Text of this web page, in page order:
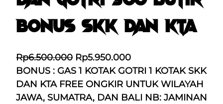
BONUS SKK DAN KTA
Rp6.500.000 H
a
r
g
Rp5.950.000H
a
r
g
BONUS : GAS 1 KOTAK GOTRI 1 KOTAK SKK
DAN KTA FREE ONGKIR UNTUK WILAYAH
JAWA, SUMATRA, DAN BALI NB: JAMINAN